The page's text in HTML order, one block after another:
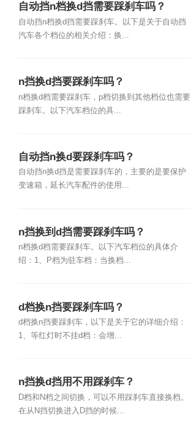
自动挡n档换d挡需要踩刹车吗？
自动挡n档换d挡需要踩刹车。以下是关于自动挡
汽车各个档位的相关介绍：换...
n挡换d挡要踩刹车吗？
n档换d档需要踩刹车，p档切换到其他档位也需要
踩刹车。以下汽车档位的具...
自动挡n换d要踩刹车吗？
自动挡n换d挡是需要踩刹车的，主要的是要保护
变速箱，延长汽车配件的使用...
n挡换到d挡需要踩刹车吗？
n档换d档需要踩刹车。以下汽车档位的具体介
绍：1、P档为驻车档：当换档...
d档换n挡要踩刹车吗？
d档换n挡要踩刹车，以下是关于它的详细介绍：
1、等红灯时不挂d档：会增...
n挡换d挡用不用踩刹车？
D档和N档之间切换，可以不用踩刹车直接换档。
在从N挡切换进入D挡的时候...